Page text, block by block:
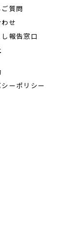
質問
せ
報告窓口
ーポリシー